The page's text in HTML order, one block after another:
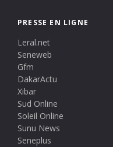
PRESSE EN LIGNE
Leral.net
Seneweb
Gfm
DakarActu
Xibar
Sud Online
Soleil Online
Sunu News
Seneplus